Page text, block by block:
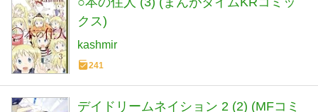
クス)
kashmir
241
デイドリームネイション 2 (2) (MFコミ